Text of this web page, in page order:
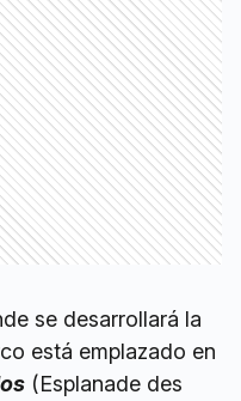
se desarrollará la
está emplazado en
(Esplanade des